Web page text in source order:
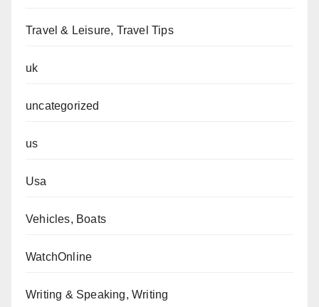
Travel & Leisure, Travel Tips
uk
uncategorized
us
Usa
Vehicles, Boats
WatchOnline
Writing & Speaking, Writing